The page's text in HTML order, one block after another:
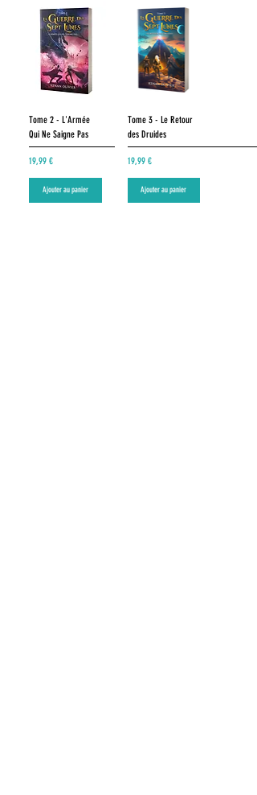
Tome 2 - L'Armée
Qui Ne Saigne Pas
Prix
19,99 €
Ajouter au panier
Tome 3 - Le Retour
des Druides
Prix
19,99 €
Ajouter au panier